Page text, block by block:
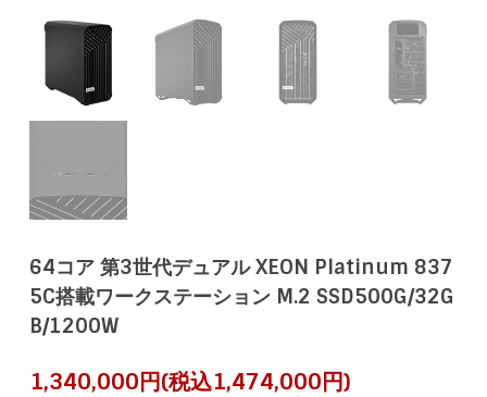
64コア 第3世代デュアル XEON Platinum 837
5C搭載ワークステーション M.2 SSD500G/32G
B/1200W
1,340,000円(税込1,474,000円)